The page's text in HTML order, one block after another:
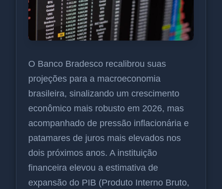
O Banco Bradesco recalibrou suas
projeções para a macroeconomia
brasileira, sinalizando um crescimento
econômico mais robusto em 2026, mas
acompanhado de pressão inflacionária e
patamares de juros mais elevados nos
dois próximos anos. A instituição
financeira elevou a estimativa de
expansão do PIB (Produto Interno Bruto,